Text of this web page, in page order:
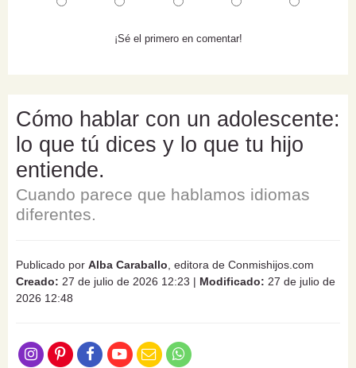
¡Sé el primero en comentar!
Cómo hablar con un adolescente:
lo que tú dices y lo que tu hijo
entiende.
Cuando parece que hablamos idiomas
diferentes.
Publicado por Alba Caraballo , editora de Conmishijos.com
Creado: 27 de julio de 2026 12:23 | Modificado: 27 de julio de
2026 12:48